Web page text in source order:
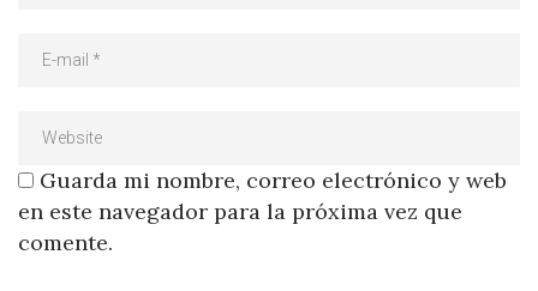
Guarda mi nombre, correo electrónico y web
en este navegador para la próxima vez que
comente.